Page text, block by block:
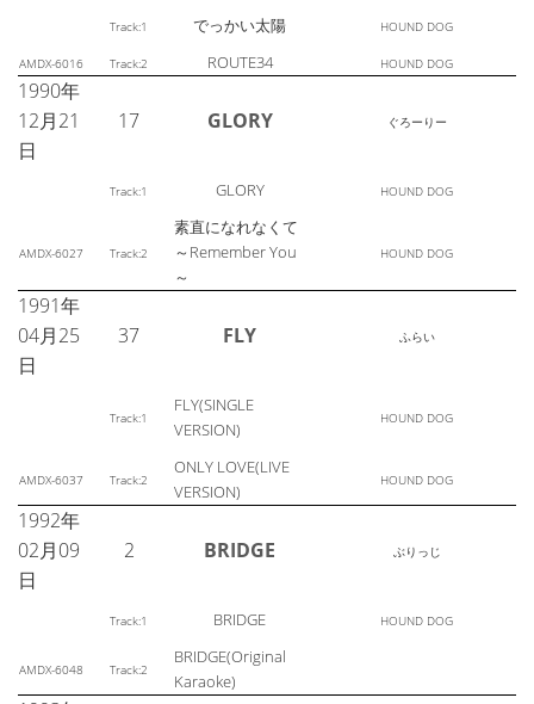
Track:1 でっかい太陽 HOUND DOG
AMDX-6016 Track:2 ROUTE34 HOUND DOG
1990年
12月21
日
17 GLORY ぐろーりー
Track:1 GLORY HOUND DOG
AMDX-6027 Track:2
素直になれなくて
～Remember You
～
HOUND DOG
1991年
04月25
日
37 FLY ふらい
Track:1
FLY(SINGLE
VERSION)
HOUND DOG
AMDX-6037 Track:2
ONLY LOVE(LIVE
VERSION)
HOUND DOG
1992年
02月09
日
2 BRIDGE ぶりっじ
Track:1 BRIDGE HOUND DOG
AMDX-6048 Track:2
BRIDGE(Original
Karaoke)